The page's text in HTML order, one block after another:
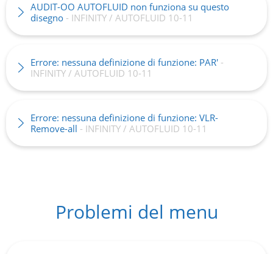
AUDIT-OO AUTOFLUID non funziona su questo
disegno - INFINITY / AUTOFLUID 10-11
Errore: nessuna definizione di funzione: PAR' -
INFINITY / AUTOFLUID 10-11
Errore: nessuna definizione di funzione: VLR-
Remove-all - INFINITY / AUTOFLUID 10-11
Problemi del menu